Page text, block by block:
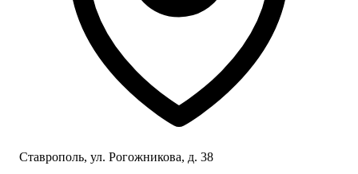
Ставрополь, ул. Рогожникова, д. 38